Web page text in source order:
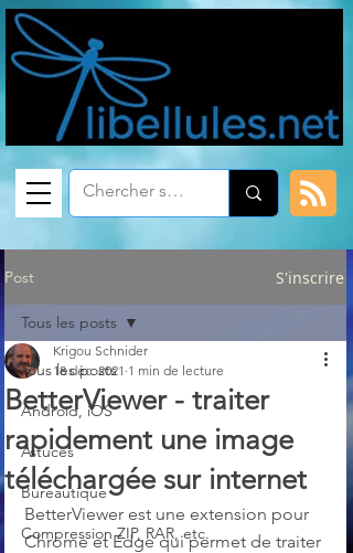
Post S'inscrire
Tous les posts
Android, iOS
Astuces
Bureautique
Compression ZIP, RAR, etc.
Tous les posts
BetterViewer - traiter
rapidement une image
téléchargée sur internet
Krigou Schnider
18 déc. 2021 1 min de lecture
BetterViewer est une extension pour
Chrome et Edge qui permet de traiter